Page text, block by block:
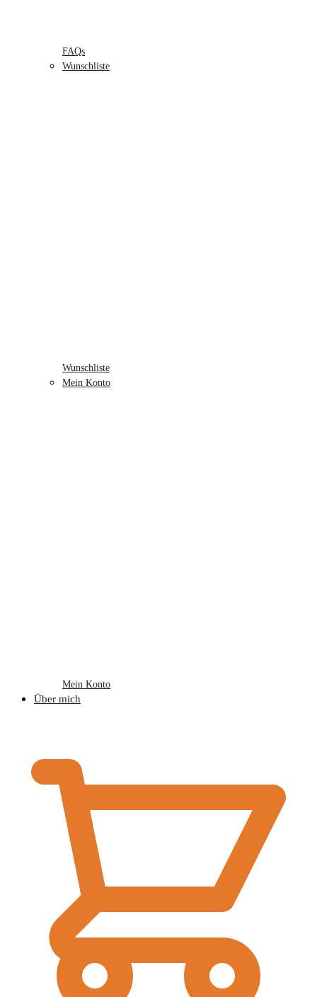
FAQs
Wunschliste
Wunschliste
Mein Konto
Mein Konto
Über mich